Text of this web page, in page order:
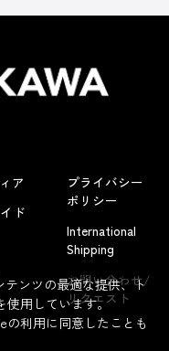
よくあるお問い合わせ
ア
ド
プライバシー
ポリシー
International
Shipping
お問い合わせ/
リクエスト
ンツの最適な提供、ト
使用しています。
利用に同意したことも